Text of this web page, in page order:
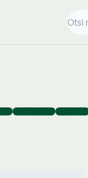
)Koostajana )Tõlkijana